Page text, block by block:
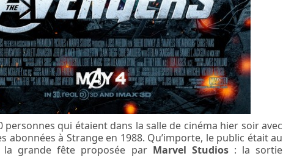
personnes qui étaient dans la salle de cinéma hier soir avec
abonnées à Strange en 1988. Qu’importe, le public était au
la grande fête proposée par Marvel Studios : la sortie